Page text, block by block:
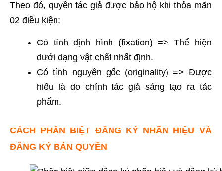
Theo đó, quyền tác giả được bảo hộ khi thỏa mãn
02 điều kiện:
Có tính định hình (fixation) => Thể hiện
dưới dạng vật chất nhất định.
Có tính nguyên gốc (originality) => Được
hiểu là do chính tác giả sáng tạo ra tác
phẩm.
CÁCH PHÂN BIỆT ĐĂNG KÝ NHÃN HIỆU VÀ
ĐĂNG KÝ BẢN QUYỀN